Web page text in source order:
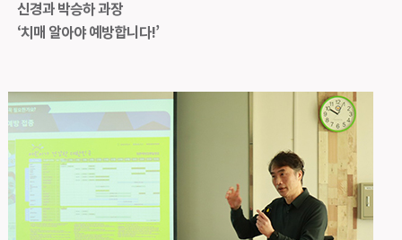
신경과 박승하 과장
‘치매 알아야 예방합니다!’